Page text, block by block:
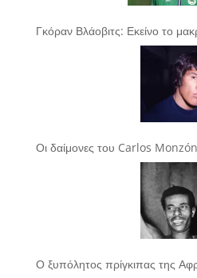
Γκόραν Βλάοβιτς: Εκείνο το
Οι δαίμονες του Carlos Monzón
Ο ξυπόλητος πρίγκιπας της